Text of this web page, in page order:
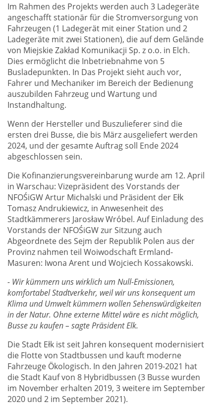
Im Rahmen des Projekts werden auch 3 Ladegeräte
angeschafft stationär für die Stromversorgung von
Fahrzeugen (1 Ladegerät mit einer Station und 2
Ladegeräte mit zwei Stationen), die auf dem Gelände
von Miejskie Zakład Komunikacji Sp. z o.o. in Elch.
Dies ermöglicht die Inbetriebnahme von 5
Busladepunkten. In Das Projekt sieht auch vor,
Fahrer und Mechaniker im Bereich der Bedienung
auszubilden Fahrzeug und Wartung und
Instandhaltung.
Wenn der Hersteller und Buszulieferer sind die
ersten drei Busse, die bis März ausgeliefert werden
2024, und der gesamte Auftrag soll Ende 2024
abgeschlossen sein.
Die Kofinanzierungsvereinbarung wurde am 12. April
in Warschau: Vizepräsident des Vorstands der
NFOŚiGW Artur Michalski und Präsident der Ełk
Tomasz Andrukiewicz, in Anwesenheit des
Stadtkämmerers Jarosław Wróbel. Auf Einladung des
Vorstands der NFOŚiGW zur Sitzung auch
Abgeordnete des Sejm der Republik Polen aus der
Provinz nahmen teil Woiwodschaft Ermland-
Masuren: Iwona Arent und Wojciech Kossakowski.
- Wir kümmern uns wirklich um Null-Emissionen,
komfortabel Stadtverkehr, weil wir uns konsequent um
Klima und Umwelt kümmern wollen Sehenswürdigkeiten
in der Natur. Ohne externe Mittel wäre es nicht möglich,
Busse zu kaufen – sagte Präsident Elk.
Die Stadt Ełk ist seit Jahren konsequent modernisiert
die Flotte von Stadtbussen und kauft moderne
Fahrzeuge Ökologisch. In den Jahren 2019-2021 hat
die Stadt Kauf von 8 Hybridbussen (3 Busse wurden
im November erhalten 2019, 3 weitere im September
2020 und 2 im September 2021).